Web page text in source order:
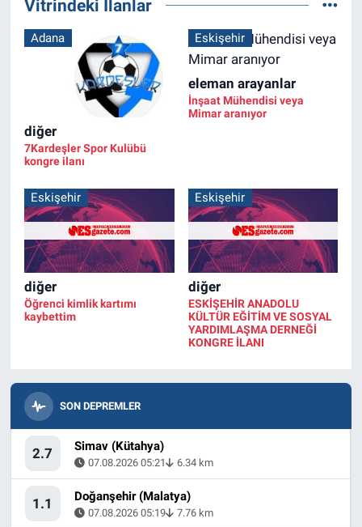
Vitrindeki İlanlar
Adana
diğer
7Kardeşler Spor Kulübü
kongre ilanı
Eskişehir
eleman arayanlar
İnşaat Mühendisi veya
Mimar aranıyor
Eskişehir
diğer
Öğrenci kimlik kartımı
kaybettim
Eskişehir
diğer
ESKİŞEHİR ANADOLU
KÜLTÜR EĞİTİM VE SOSYAL
YARDIMLAŞMA DERNEĞİ
KONGRE İLANI
SON DEPREMLER
2.7 Simav (Kütahya)
07.08.2026 05:21 6.34 km
1.1 Doğanşehir (Malatya)
07.08.2026 05:19 7.76 km